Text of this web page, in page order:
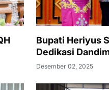
Bupati Heriyus
Dedikasi
Desember 02, 2025